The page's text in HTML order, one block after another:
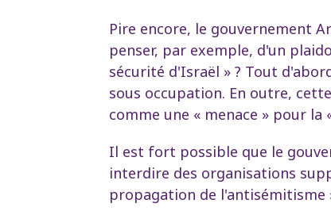
Pire encore, le gouvernement
penser, par exemple, d'un
sécurité d'Israël » ? Tout
sous occupation. En outre,
comme une « menace » pour la
Il est fort possible que le
interdire des organisations
propagation de l'antisémitisme